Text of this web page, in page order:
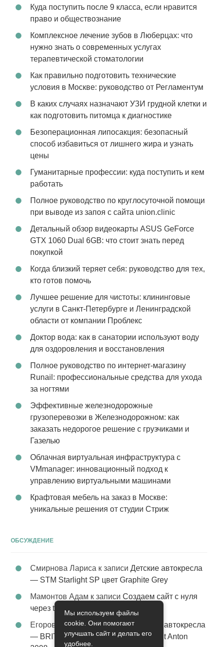
Куда поступить после 9 класса, если нравится
право и обществознание
Комплексное лечение зубов в Люберцах: что
нужно знать о современных услугах
терапевтической стоматологии
Как правильно подготовить технические
условия в Москве: руководство от Регламентум
В каких случаях назначают УЗИ грудной клетки и
как подготовить питомца к диагностике
Безоперационная липосакция: безопасный
способ избавиться от лишнего жира и узнать
цены
Гуманитарные профессии: куда поступить и кем
работать
Полное руководство по круглосуточной помощи
при выводе из запоя с сайта union.clinic
Детальный обзор видеокарты ASUS GeForce
GTX 1060 Dual 6GB: что стоит знать перед
покупкой
Когда близкий теряет себя: руководство для тех,
кто готов помочь
Лучшее решение для чистоты: клининговые
услуги в Санкт-Петербурге и Ленинградской
области от компании Проблекс
Доктор вода: как в санатории используют воду
для оздоровления и восстановления
Полное руководство по интернет-магазину
Runail: профессиональные средства для ухода
за ногтями
Эффективные железнодорожные
грузоперевозки в Железнодорожном: как
заказать недорогое решение с грузчиками и
Газелью
Облачная виртуальная инфраструктура с
VMmanager: инновационный подход к
управлению виртуальными машинами
Крафтовая мебель на заказ в Москве:
уникальные решения от студии Стриж
ОБСУЖДЕНИЕ
Смирнова Лариса к записиДетские автокресла
— STM Starlight SP цвет Graphite Grey
Мамонтов Адам к записиСоздаем сайт с нуля
через tobiz
Егоров Константинк записиДетские автокресла
— BRITAX Evolva 1-2-3 (1-2-3) цвет St Anton
Мы используем файлы
cookie. Они помогают
улучшать сайт и делать его
удобнее.